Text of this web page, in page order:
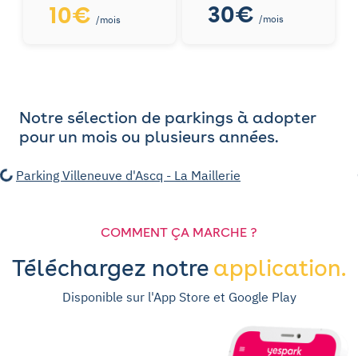
10€/mois 30€ /mois
Notre sélection de parkings à adopter
pour un mois ou plusieurs années.
Parking Villeneuve d'Ascq - La Maillerie
COMMENT ÇA MARCHE ?
Téléchargez notre application.
Disponible sur l'App Store et Google Play